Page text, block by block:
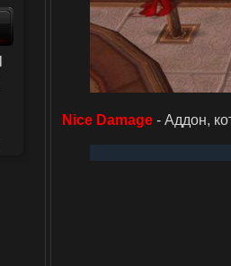
Nice Damage - Аддон,